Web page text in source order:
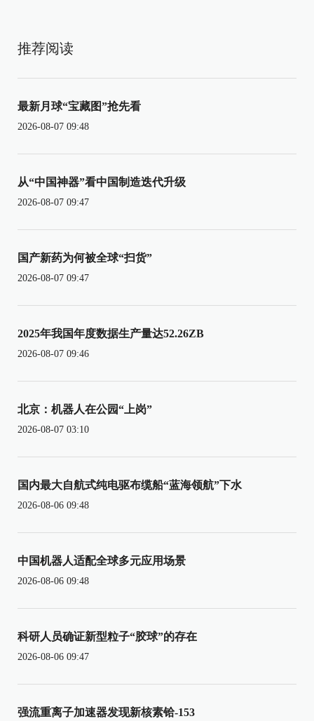
推荐阅读
最新月球“宝藏图”抢先看
2026-08-07 09:48
从“中国神器”看中国制造迭代升级
2026-08-07 09:47
国产新药为何被全球“扫货”
2026-08-07 09:47
2025年我国年度数据生产量达52.26ZB
2026-08-07 09:46
北京：机器人在公园“上岗”
2026-08-07 03:10
国内最大自航式纯电驱布缆船“蓝海领航”下水
2026-08-06 09:48
中国机器人适配全球多元应用场景
2026-08-06 09:48
科研人员确证新型粒子“胶球”的存在
2026-08-06 09:47
强流重离子加速器发现新核素铪-153